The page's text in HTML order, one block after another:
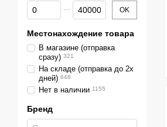
От Цена, грн
До Цена, грн OK
Местонахождение товара
В магазине (отправка
сразу) 321
На складе (отправка до 2х
дней) 648
Нет в наличии 1155
Бренд